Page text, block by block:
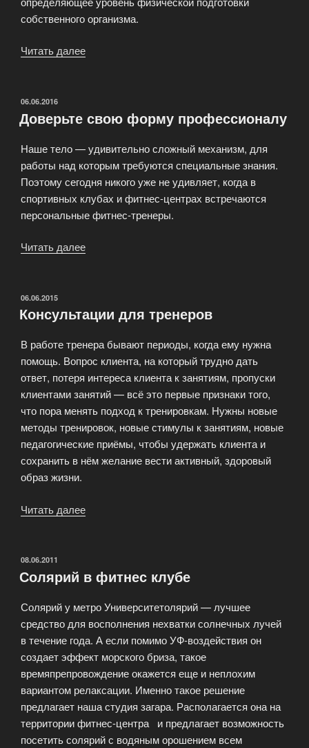
собственного организма.
Читать далее
настоящему
ОПУБЛИКОВАНО
06.06.2016
Доверьте свою форму профессионалу
Наше тело — удивительно сложный механизм, для
работы над которым требуются специальные знания.
Поэтому сегодня никого уже не удивляет, когда в
спортивных клубах и фитнес-центрах встречаются
персональные фитнес-тренеры.
Читать далее
ОПУБЛИКОВАНО
06.06.2015
Консультации для тренеров
В работе тренера бывают периоды, когда ему нужна
помощь. Вопрос клиента, на который трудно дать
ответ, потеря интереса клиента к занятиям, пропуски
клиентами занятий — всё это первые признаки того,
что пора менять подход к тренировкам. Нужны новые
методы тренировок, новые стимулы к занятиям, новые
педагогические приёмы, чтобы удержать клиента и
сохранить в нём желание вести активный, здоровый
образ жизни.
Читать далее
ОПУБЛИКОВАНО
08.06.2011
Солярий в фитнес клубе
Солярий у метро Университетолярий — лучшее
средство для восполнения нехватки солнечных лучей
в течение года. А если помимо УФ-воздействия он
создает эффект морского бриза, такое
времяпрепровождение окажется еще и неплохим
вариантом релаксации. Именно такое решение
предлагает наша студия загара. Располагается она на
территории фитнес-центра и предлагает возможность
посетить солярий с водяным орошением всем